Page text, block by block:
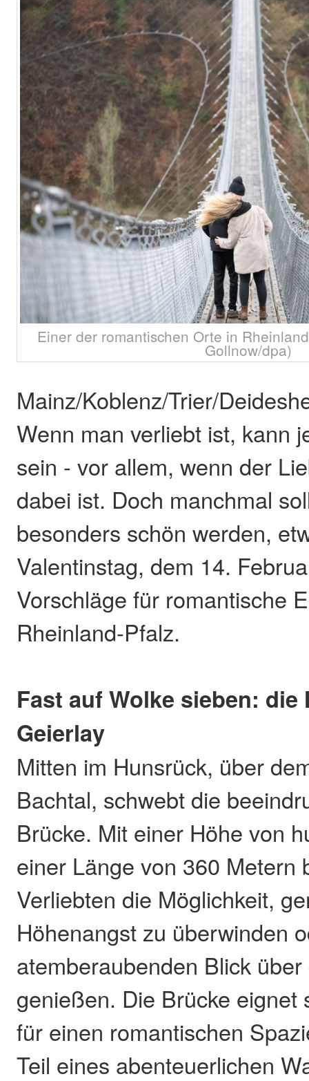
Einer der romantischen Orte in
Gollnow/dpa)
Mainz/Koblenz/Trier/
Wenn man verliebt ist, kann
sein - vor allem, wenn der
dabei ist. Doch manchmal
besonders schön werden,
Valentinstag, dem 14.
Vorschläge für romantische
Rheinland-Pfalz.
Fast auf Wolke sieben:
Geierlay
Mitten im Hunsrück, über
Bachtal, schwebt die
Brücke. Mit einer Höhe von
einer Länge von 360 Metern
Verliebten die Möglichkeit,
Höhenangst zu überwinden
atemberaubenden Blick
genießen. Die Brücke eignet
für einen romantischen
Teil eines abenteuerlichen